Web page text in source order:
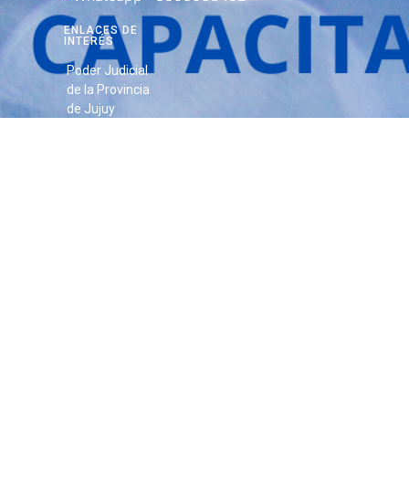
ENLACES DE
INTERÉS
Poder Judicial
de la Provincia
de Jujuy